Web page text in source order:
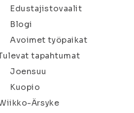
Edustajistovaalit
Blogi
Avoimet työpaikat
tapahtumat
Joensuu
Kuopio
Ärsyke